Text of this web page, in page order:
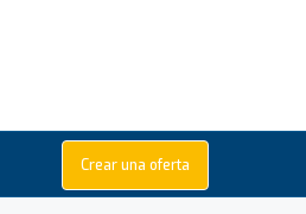
Crear una oferta